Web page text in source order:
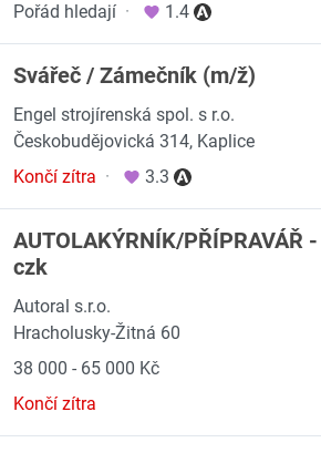
Pořád hledají · 1.4
Svářeč / Zámečník (m/ž)
Engel strojírenská spol. s r.o.
Českobudějovická 314, Kaplice
Končí zítra · 3.3
AUTOLAKÝRNÍK/PŘÍPRAVÁŘ
czk
Autoral s.r.o.
Hracholusky-Žitná 60
38 000 - 65 000 Kč
Končí zítra